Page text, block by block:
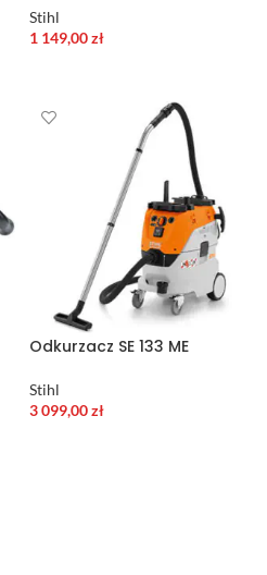
Stihl
1 149,00zł
Odkurzacz SE 133 ME
Stihl
3 099,00zł